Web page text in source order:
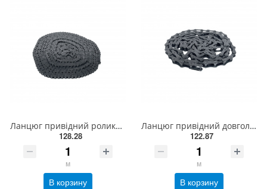
Ланцюг привідний роликовий ПР-08-460, ISO 05B-1 (5,00м)
128.28
м
В корзину
Ланцюг привідний довголанковий 2040 L = 3 м , ISO 208A
122.87
м
В корзину